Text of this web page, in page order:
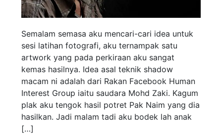
Semalam semasa aku mencari-cari idea untuk
sesi latihan fotografi, aku ternampak satu
artwork yang pada perkiraan aku sangat
kemas hasilnya. Idea asal teknik shadow
macam ni adalah dari Rakan Facebook Human
Interest Group iaitu saudara Mohd Zaki. Kagum
plak aku tengok hasil potret Pak Naim yang dia
hasilkan. Jadi malam tadi aku bodek lah anak
[…]